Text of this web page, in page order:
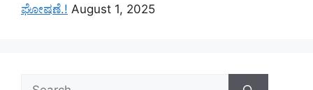
ಘೋಷಣೆ.! August 1, 2025
Search